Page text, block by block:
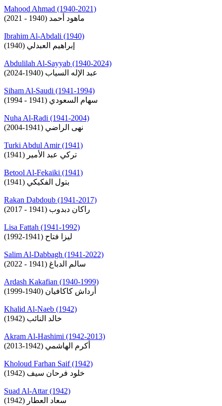
Mahood Ahmad (1940-2021)
ماهود أحمد (1940 - 2021)
Ibrahim Al-Abdali (1940)
إبراهيم العبدلي (1940)
Abdulilah Al-Sayyab (1940-2024)
عبد الإله السياب (1940-2024)
Siham Al-Saudi (1941-1994)
سهام السعودي (1941 - 1994)
Nuha Al-Radi (1941-2004)
نهى الراضي (1941-2004)
Turki Abdul Amir (1941)
تركي عبد الأمير (1941)
Betool Al-Fekaiki (1941)
بتول الفكيكي (1941)
Rakan Dabdoub (1941-2017)
راكان دبدوب (1941 - 2017)
Lisa Fattah (1941-1992)
ليزا فتاح (1941-1992)
Salim Al-Dabbagh (1941-2022)
سالم الدباغ (1941 - 2022)
Ardash Kakafian (1940-1999)
أرداش كاكافيان (1940-1999)
Khalid Al-Naeb (1942)
خالد النائب (1942)
Akram Al-Hashimi (1942-2013)
أكرم الهاشمي (1942-2013)
Kholoud Farhan Saif (1942)
خلود فرحان سيف (1942)
Suad Al-Attar (1942)
سعاد العطار (1942)